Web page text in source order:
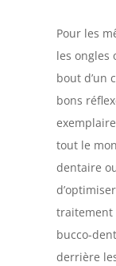
Pour les
les ongles
bout d’un
bons
tout le
dentaire
traitement
bucco-
derrière